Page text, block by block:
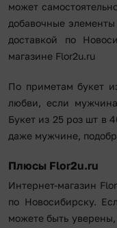
может
добавочные
доставкой по
магазине Flor2u.ru
По приметам букет
любви, если
Букет из 25 роз шт в
даже мужчине,
Плюсы Flor2u.ru
Интернет-магазин
по Новосибирску.
можете быть уверены,